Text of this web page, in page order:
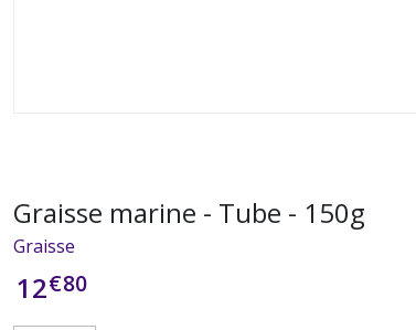
Graisse marine - Tube - 150g
Graisse
12€80